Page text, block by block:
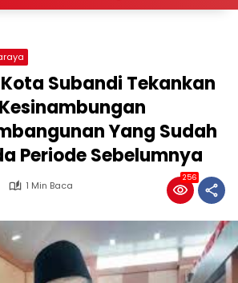
Kota Subandi Tekankan
Yang Sudah
Periode Sebelumnya
1 Min Baca
256